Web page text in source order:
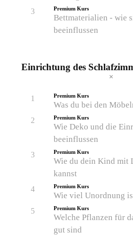
3 Premium Kurs
Bettmaterialien - wie
beeinflussen
Einrichtung des
1 Premium Kurs
Was du bei den
2 Premium Kurs
Wie Deko und die
beeinflussen
3 Premium Kurs
Wie du dein Kind mit
kannst
4 Premium Kurs
Wie viel Unordnung
5 Premium Kurs
Welche Pflanzen für
gut sind